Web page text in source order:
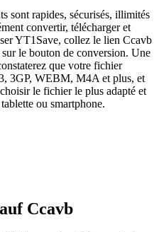
sont rapides, sécurisés, illimités
convertir, télécharger et
YT1Save, collez le lien Ccavb
le bouton de conversion. Une
que votre fichier
3GP, WEBM, M4A et plus, et
le fichier le plus adapté et
ou smartphone.
Ccavb